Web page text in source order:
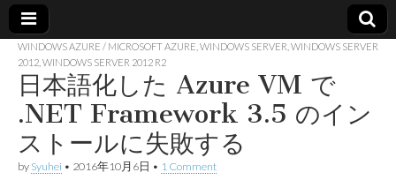
Made in
container
WINDOWS AZURE / MICROSOFT AZURE WINDOWS SERVER WINDOWS SERVER
2012 WINDOWS SERVER 2012 R2
日本語化した Azure VM で
.NET Framework 3.5 のイン
ストールに失敗する
by Syuhei • 2016年10月6日 • 1 Comment